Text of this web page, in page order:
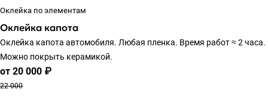
Оклейка по элементам
Оклейка капота
Оклейка капота автомобиля. Любая пленка. Время работ ≈ 2 часа.
Можно покрыть керамикой.
от 20 000 ₽
22 000